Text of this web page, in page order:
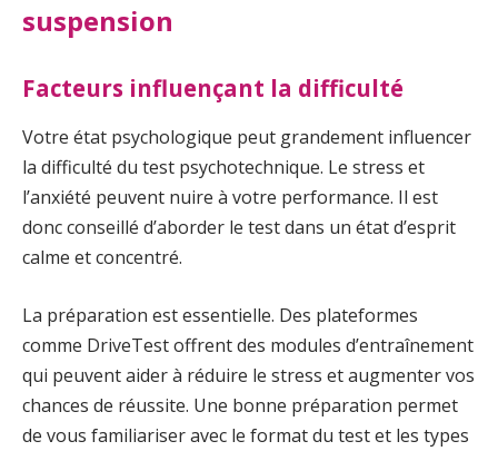
suspension
Facteurs influençant la difficulté
Votre état psychologique peut grandement influencer
la difficulté du test psychotechnique. Le stress et
l’anxiété peuvent nuire à votre performance. Il est
donc conseillé d’aborder le test dans un état d’esprit
calme et concentré.
La préparation est essentielle. Des plateformes
comme DriveTest offrent des modules d’entraînement
qui peuvent aider à réduire le stress et augmenter vos
chances de réussite. Une bonne préparation permet
de vous familiariser avec le format du test et les types